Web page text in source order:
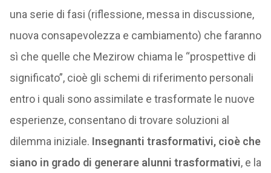
una serie di fasi (riflessione, messa in discussione,
nuova consapevolezza e cambiamento) che faranno
sì che quelle che Mezirow chiama le “prospettive di
significato”, cioè gli schemi di riferimento personali
entro i quali sono assimilate e trasformate le nuove
esperienze, consentano di trovare soluzioni al
dilemma iniziale. Insegnanti trasformativi, cioè che
siano in grado di generare alunni trasformativi, e la